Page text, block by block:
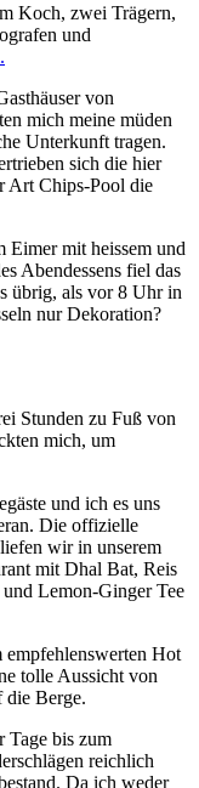
Koch, zwei Trägern,
und
von
mich meine müden
Unterkunft tragen.
sich die hier
Art Chips-Pool die
Eimer mit heissem und
Abendessens fiel das
übrig, als vor 8 Uhr in
nur Dekoration?
Stunden zu Fuß von
mich, um
und ich es uns
Die offizielle
wir in unserem
mit Dhal Bat, Reis
Lemon-Ginger Tee
Hot
tolle Aussicht von
die Berge.
Tage bis zum
reichlich
Da ich weder